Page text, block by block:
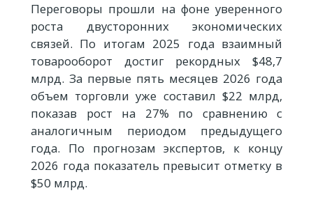
Переговоры прошли на фоне уверенного
роста двусторонних экономических
связей. По итогам 2025 года взаимный
товарооборот достиг рекордных $48,7
млрд. За первые пять месяцев 2026 года
объем торговли уже составил $22 млрд,
показав рост на 27% по сравнению с
аналогичным периодом предыдущего
года. По прогнозам экспертов, к концу
2026 года показатель превысит отметку в
$50 млрд.